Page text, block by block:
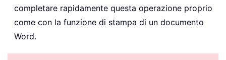
completare rapidamente questa operazione proprio
come con la funzione di stampa di un documento
Word.